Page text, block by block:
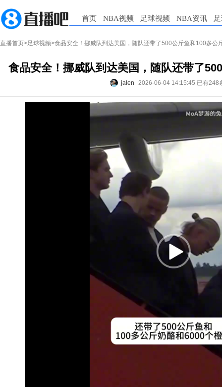
首页 NBA视频 足球视频 NBA资讯
直播首页>足球视频>食品安全！挪威队到达美国，随队还带了500公斤鱼和100多公
食品安全！挪威队到达美国，随队还带了
jalen 2026-06-04 14:15:45 已有248